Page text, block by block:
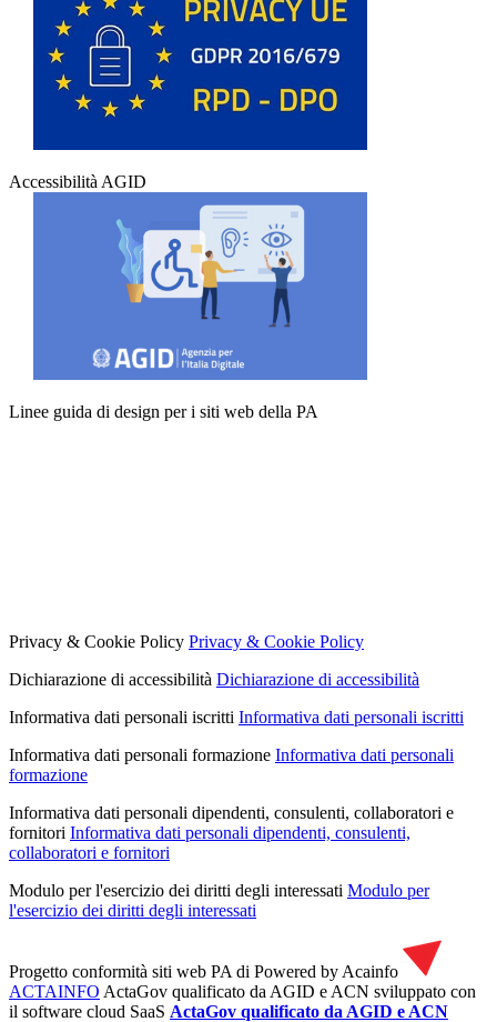
Accessibilità AGID
Linee guida di design per i siti web della PA
Privacy & Cookie Policy Privacy & Cookie Policy
Dichiarazione di accessibilità Dichiarazione di accessibilità
Informativa dati personali iscritti Informativa dati personali iscritti
Informativa dati personali formazione Informativa dati personali
formazione
Informativa dati personali dipendenti, consulenti, collaboratori e
fornitori Informativa dati personali dipendenti, consulenti,
collaboratori e fornitori
Modulo per l'esercizio dei diritti degli interessati Modulo per
l'esercizio dei diritti degli interessati
Progetto conformità siti web PA di Powered by Acainfo
ACTAINFO ActaGov qualificato da AGID e ACN sviluppato con
il software cloud SaaS ActaGov qualificato da AGID e ACN